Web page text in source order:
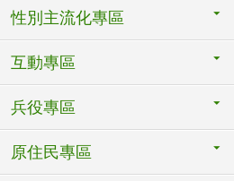
性別主流化專區
互動專區
兵役專區
原住民專區